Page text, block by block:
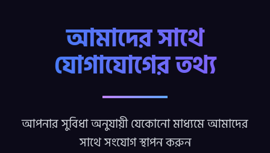
আমাদের সাথে
যোগাযোগের তথ্য
আপনার সুবিধা অনুযায়ী যেকোনো মাধ্যমে আমাদের
সাথে সংযোগ স্থাপন করুন